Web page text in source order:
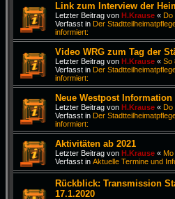
Link zum Interview der
Letzter Beitrag von H.Krause « Do
Verfasst in Der
informiert:
Video WRG zum Tag der
Letzter Beitrag von H.Krause « So
Verfasst in Der
informiert:
Neue Westpost
Letzter Beitrag von H.Krause « Do
Verfasst in Der
informiert:
Aktivitäten ab 2021
Letzter Beitrag von H.Krause «
Verfasst in Aktuelle Termine und
Rückblick: Transmission
17.1.2020